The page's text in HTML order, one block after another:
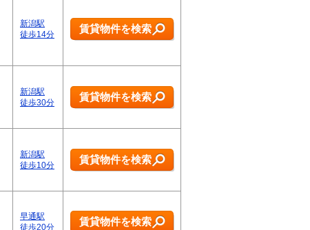
新潟駅
徒歩14分
賃貸物件を検索
新潟駅
徒歩30分
賃貸物件を検索
新潟駅
徒歩10分
賃貸物件を検索
早通駅
徒歩20分
賃貸物件を検索